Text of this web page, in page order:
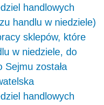
handlowych
handlu w niedziele)
sklepów, które
w niedziele, do
została
handlowych